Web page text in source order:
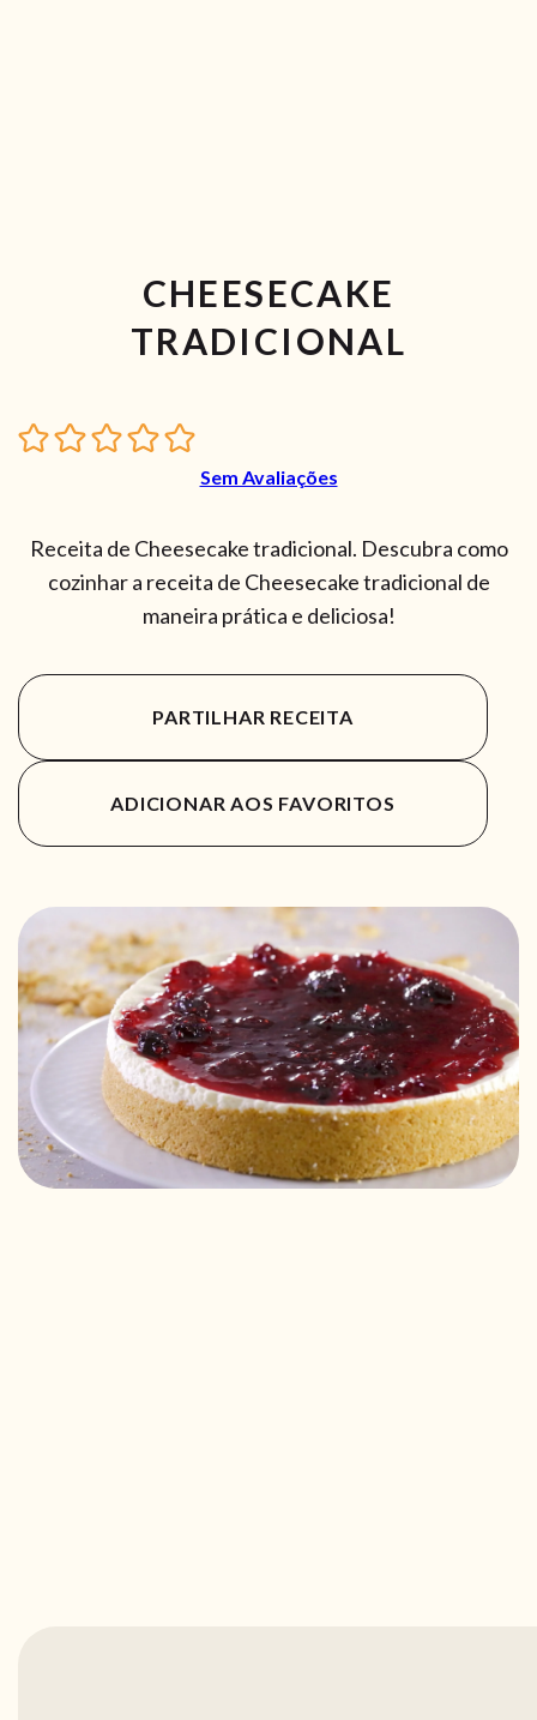
CHEESECAKE
TRADICIONAL
Sem Avaliações
Receita de Cheesecake tradicional. Descubra como
cozinhar a receita de Cheesecake tradicional de
maneira prática e deliciosa!
PARTILHAR RECEITA
ADICIONAR AOS FAVORITOS